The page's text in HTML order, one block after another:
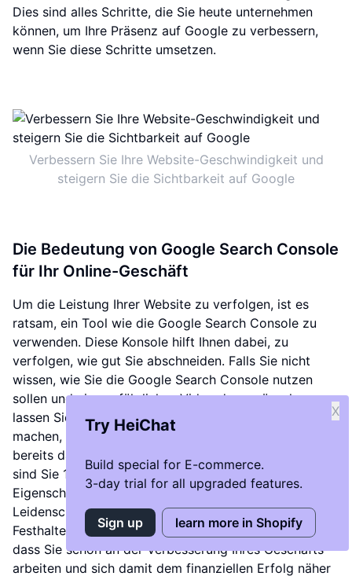
Dies sind alles Schritte, die Sie heute unternehmen
können, um Ihre Präsenz auf Google zu verbessern,
wenn Sie diese Schritte umsetzen.
Verbessern Sie Ihre Website-Geschwindigkeit und
steigern Sie die Sichtbarkeit auf Google
Die Bedeutung von Google Search Console
für Ihr Online-Geschäft
Um die Leistung Ihrer Website zu verfolgen, ist es
ratsam, ein Tool wie die Google Search Console zu
verwenden. Diese Konsole hilft Ihnen dabei, zu
verfolgen, wie gut Sie abschneiden. Falls Sie nicht
wissen, wie Sie die Google Search Console nutzen
sollen und ein ausführliches Video dazu wünschen,
lassen Sie es mich wissen. Ich werde das gerne
machen, wenn genügend Interesse besteht. Wenn Sie
bereits dabei sind, Ihr Geschäft zu verbessern, dann
sind Sie 10 Schritte voraus. Die häufigsten
Eigenschaften erfolgreicher Unternehmer sind
Leidenschaft, Beharrlichkeit und ein ständiges
Festhalten an den Zielen. Herzlichen Glückwunsch,
dass Sie schon an der Verbesserung Ihres Geschäfts
arbeiten und sich damit dem finanziellen Erfolg näher
Try HeiChat
Build special for E-commerce.
3-day trial for all upgraded features.
X
Sign up learn more in Shopify